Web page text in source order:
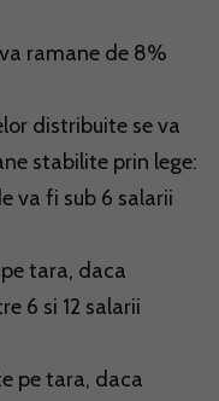
ramane de 8%
distribuite se va
stabilite prin lege:
va fi sub 6 salarii
tara, daca
6 si 12 salarii
pe tara, daca